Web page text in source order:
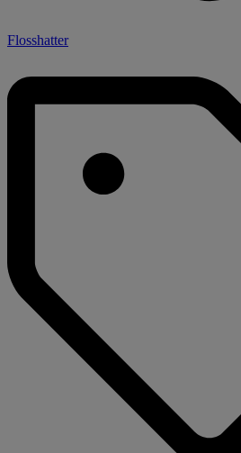
Flosshatter